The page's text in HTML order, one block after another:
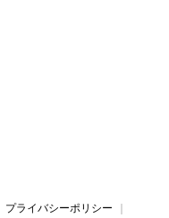
プライバシーポリシー